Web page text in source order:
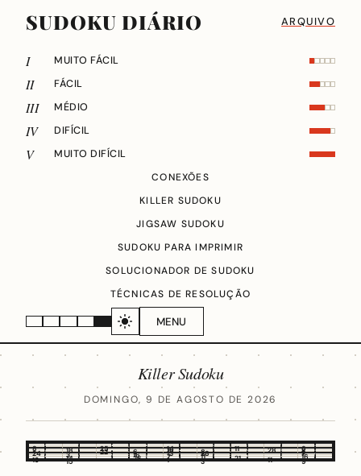
SUDOKU DIÁRIO ARQUIVO
MENU
I MUITO FÁCIL
II FÁCIL
III MÉDIO
IV DIFÍCIL
V
MUITO DIFÍCIL
CONEXÕES
KILLER SUDOKU
JIGSAW SUDOKU
SUDOKU PARA IMPRIMIR
SOLUCIONADOR DE SUDOKU
TÉCNICAS DE RESOLUÇÃO
Killer Sudoku
DOMINGO, 9 DE AGOSTO DE 2026
8 25 14 11 6
18 16 28
22 6 8 5
24 13 28 7
3 16 7 11 16
14 26 21
13 1 11
15 3 9